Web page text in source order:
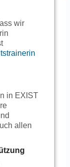
wir
in EXIST
allen